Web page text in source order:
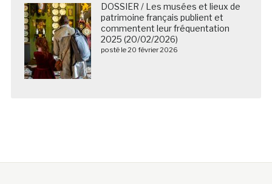
DOSSIER / Les musées et lieux de
patrimoine français publient et
commentent leur fréquentation
2025 (20/02/2026)
posté le 20 février 2026